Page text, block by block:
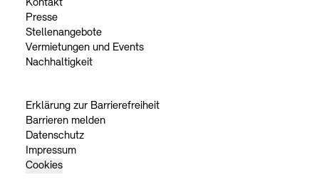
Kontakt
Presse
Stellenangebote
Vermietungen und Events
Nachhaltigkeit
Erklärung zur Barrierefreiheit
Barrieren melden
Datenschutz
Impressum
Cookies